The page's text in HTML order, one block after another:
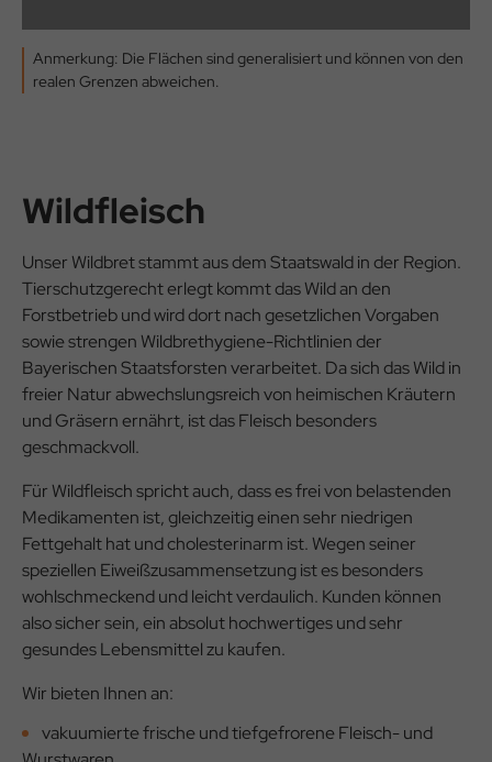
Anmerkung: Die Flächen sind generalisiert und können von den
realen Grenzen abweichen.
Wildfleisch
Unser Wildbret stammt aus dem Staatswald in der Region.
Tierschutzgerecht erlegt kommt das Wild an den
Forstbetrieb und wird dort nach gesetzlichen Vorgaben
sowie strengen Wildbrethygiene-Richtlinien der
Bayerischen Staatsforsten verarbeitet. Da sich das Wild in
freier Natur abwechslungsreich von heimischen Kräutern
und Gräsern ernährt, ist das Fleisch besonders
geschmackvoll.
Für Wildfleisch spricht auch, dass es frei von belastenden
Medikamenten ist, gleichzeitig einen sehr niedrigen
Fettgehalt hat und cholesterinarm ist. Wegen seiner
speziellen Eiweißzusammensetzung ist es besonders
wohlschmeckend und leicht verdaulich. Kunden können
also sicher sein, ein absolut hochwertiges und sehr
gesundes Lebensmittel zu kaufen.
Wir bieten Ihnen an:
vakuumierte frische und tiefgefrorene Fleisch- und